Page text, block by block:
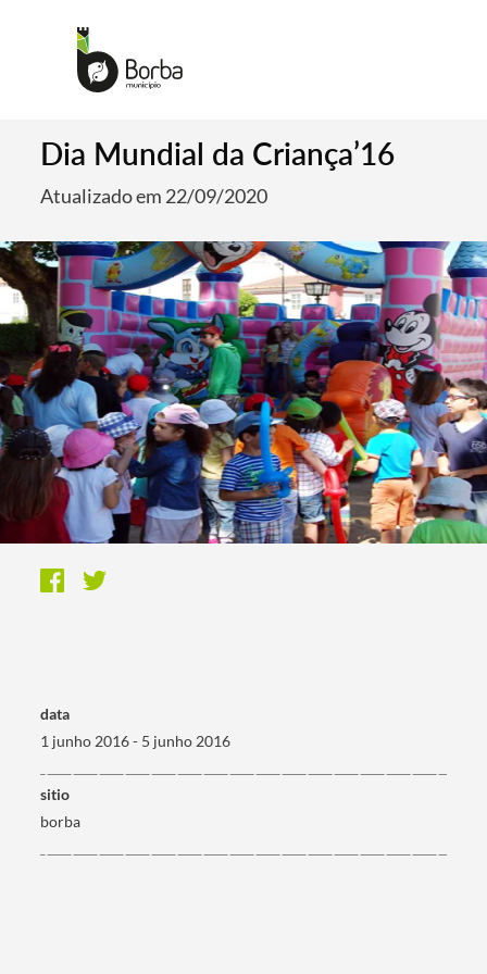
Dia Mundial da Criança’16
Atualizado em 22/09/2020
data
1 junho 2016 - 5 junho 2016
sitio
borba